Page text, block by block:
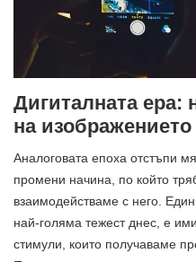
Дигиталната ера:
на изображението
Аналоговата епоха отстъпи
промени начина, по който
взаимодействаме с него.
най-голяма тежест днес, е
стимули, които получаваме